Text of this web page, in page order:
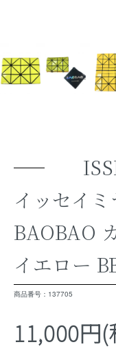
イッセイ
BAOBAO
イエロー
商品番号：137705
11,000円